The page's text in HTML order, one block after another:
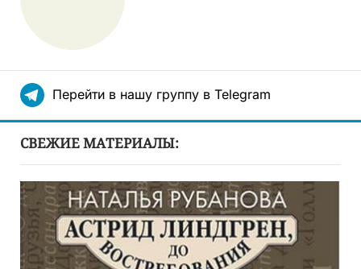
Перейти в нашу группу в Telegram
СВЕЖИЕ МАТЕРИАЛЫ: